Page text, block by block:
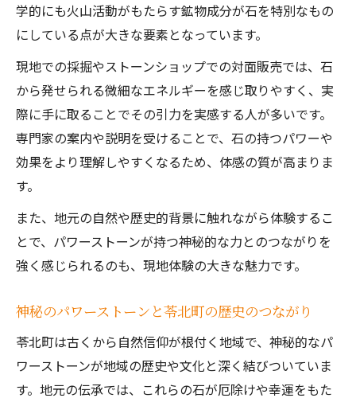
学的にも火山活動がもたらす鉱物成分が石を特別なもの
にしている点が大きな要素となっています。
現地での採掘やストーンショップでの対面販売では、石
から発せられる微細なエネルギーを感じ取りやすく、実
際に手に取ることでその引力を実感する人が多いです。
専門家の案内や説明を受けることで、石の持つパワーや
効果をより理解しやすくなるため、体感の質が高まりま
す。
また、地元の自然や歴史的背景に触れながら体験するこ
とで、パワーストーンが持つ神秘的な力とのつながりを
強く感じられるのも、現地体験の大きな魅力です。
神秘のパワーストーンと苓北町の歴史のつながり
苓北町は古くから自然信仰が根付く地域で、神秘的なパ
ワーストーンが地域の歴史や文化と深く結びついていま
す。地元の伝承では、これらの石が厄除けや幸運をもた